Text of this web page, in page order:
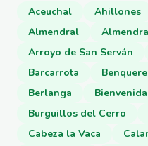
Aceuchal Ahillones
Almendral
Arroyo de San Serván
Barcarrota
Berlanga
Bienvenida
Burguillos del Cerro
Cabeza la Vaca